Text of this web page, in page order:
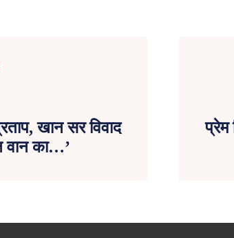
खान सर विवाद
वान का…’
प्रेम